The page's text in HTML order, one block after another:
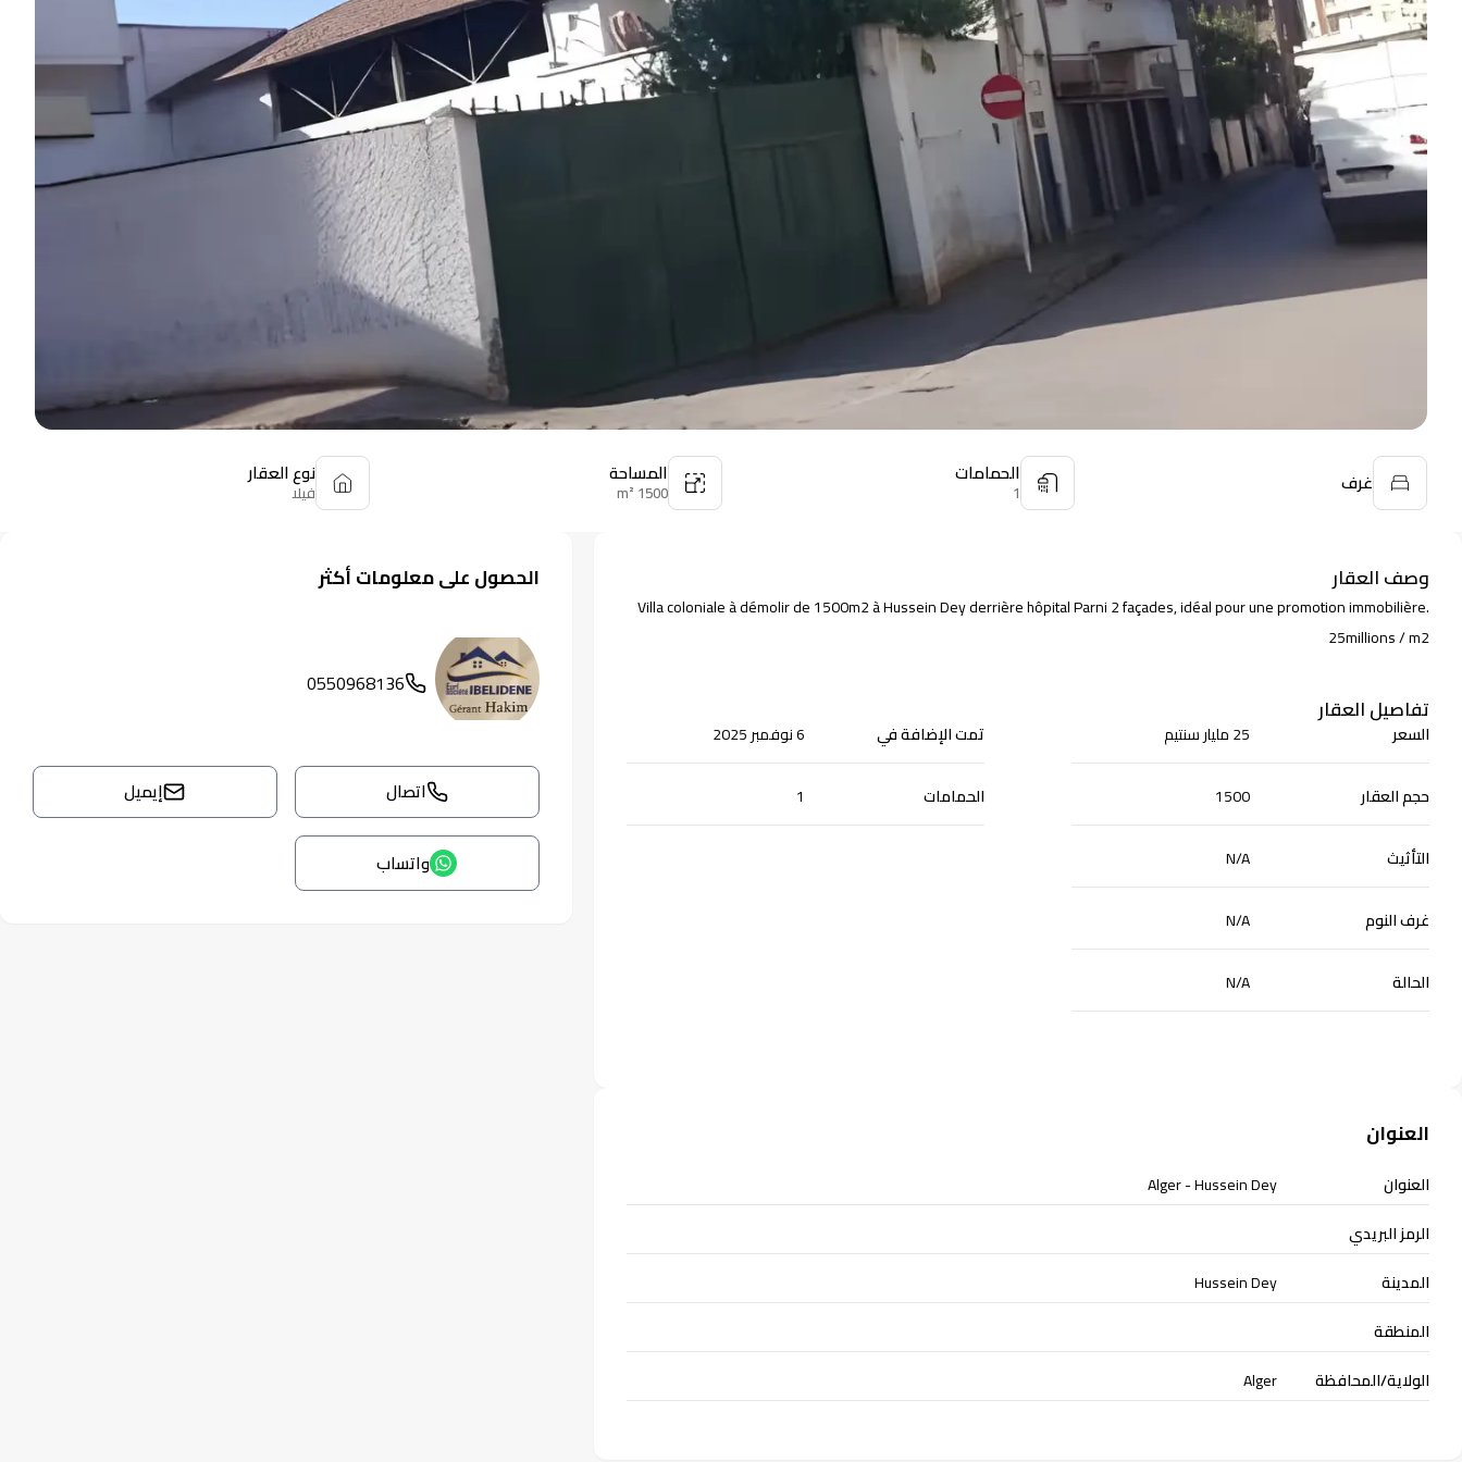
غرف الحمامات
1
المساحة
1500
نوع العقار
فيلا
وصف العقار
Villa coloniale à démolir de 1500m2 à Hussein Dey derrière hôpital Parni 2 façades, idéal pour une promotion immobilière.
25millions / m2
تفاصيل العقار
السعر 25 مليار سنتيم تمت الإضافة في 6 نوفمبر 2025
حجم العقار 1500
الحالة N/A
غرف النوم N/A
الحمامات 1
التأثيث N/A
العنوان
العنوان
Alger - Hussein Dey
الرمز البريدي
المدينة
Hussein Dey
المنطقة
الولاية/المحافظة
Alger
الحصول على معلومات أكثر
0550968136
اتصال إيميل
واتساب